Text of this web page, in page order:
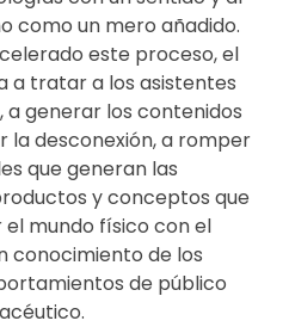
como un mero añadido.
este proceso, el
a tratar a los asistentes
generar los contenidos
la desconexión, a romper
que generan las
y conceptos que
mundo físico con el
conocimiento de los
de público